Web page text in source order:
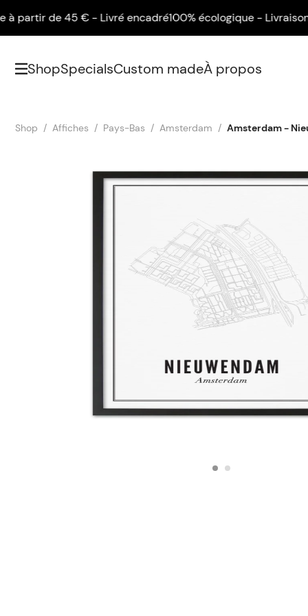
de 45 € - Livré encadré100% écologique - Livraison
ShopSpecialsCustom madeÀ propos
Shop Affiches Pays-Bas Amsterdam Amsterdam -